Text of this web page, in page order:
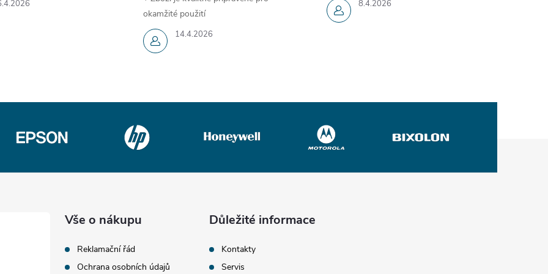
14.4.2026
okamžité použití
8.4.2026
Vše o nákupu
Reklamační řád
Ochrana osobních údajů
Důležité informace
Kontakty
Servis